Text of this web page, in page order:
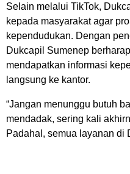
Selain melalui TikTok,
kepada masyarakat agar
kependudukan. Dengan
Dukcapil Sumenep
mendapatkan informasi
langsung ke kantor.
“Jangan menunggu butuh
mendadak, sering kali
Padahal, semua layanan di